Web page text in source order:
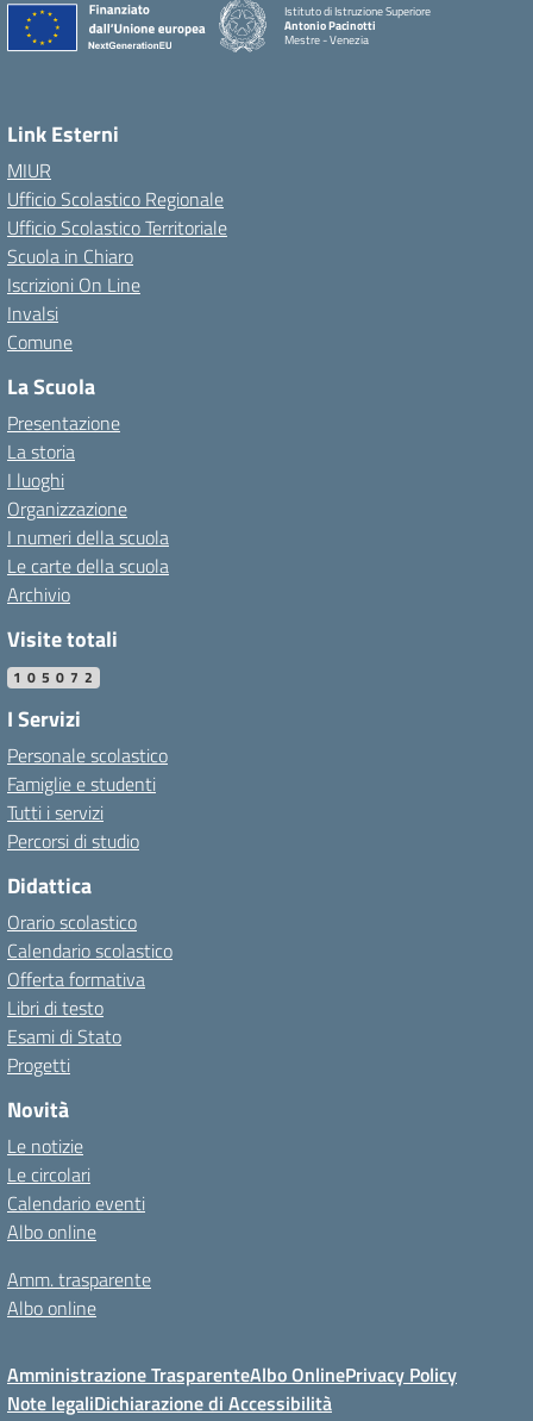
Istituto di Istruzione Superiore
Antonio Pacinotti
Mestre - Venezia
Link Esterni
MIUR
Ufficio Scolastico Regionale
Ufficio Scolastico Territoriale
Scuola in Chiaro
Iscrizioni On Line
Invalsi
Comune
La Scuola
Presentazione
La storia
I luoghi
Organizzazione
I numeri della scuola
Le carte della scuola
Archivio
Visite totali
105072
I Servizi
Personale scolastico
Famiglie e studenti
Tutti i servizi
Percorsi di studio
Didattica
Orario scolastico
Calendario scolastico
Offerta formativa
Libri di testo
Esami di Stato
Progetti
Novità
Le notizie
Le circolari
Calendario eventi
Albo online
Amm. trasparente
Albo online
Amministrazione TrasparenteAlbo OnlinePrivacy Policy
Note legaliDichiarazione di Accessibilità